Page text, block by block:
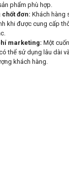
phẩm phù hợp.
chốt đơn: Khách hàng
khi được cung cấp
marketing: Một cuốn
thể sử dụng lâu dài
khách hàng.